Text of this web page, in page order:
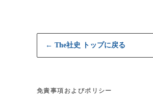
← The社史 トップに戻る
免責事項およびポリシー